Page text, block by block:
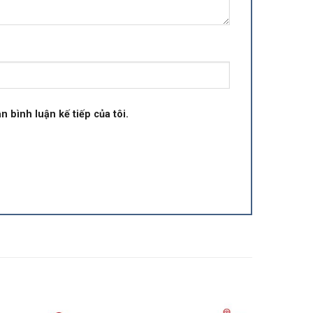
bình luận kế tiếp của tôi.